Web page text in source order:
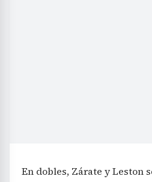
En dobles, Zárate y Leston